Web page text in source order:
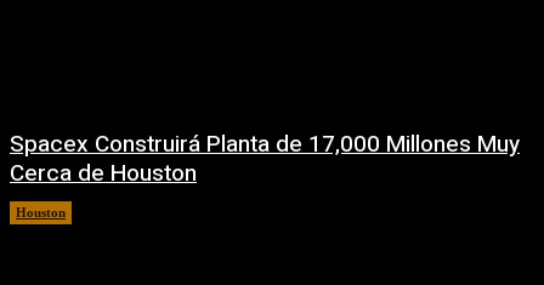
Spacex Construirá Planta de 17,000 Millones Muy
Cerca de Houston
Houston